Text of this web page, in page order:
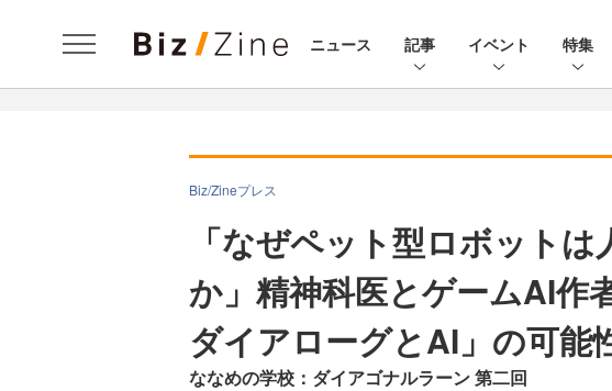
ニュース 記事 イベント 特集
Biz/Zineプレス
「なぜペット型ロボット
か」精神科医とゲームAI作
ダイアローグとAI」の可能
ななめの学校：ダイアゴナルラーン 第二回